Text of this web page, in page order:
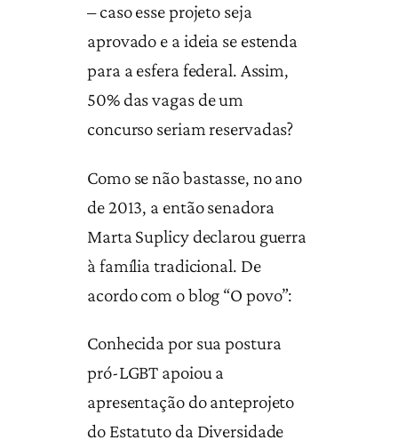
– caso esse projeto seja
aprovado e a ideia se estenda
para a esfera federal. Assim,
50% das vagas de um
concurso seriam reservadas?
Como se não bastasse, no ano
de 2013, a então senadora
Marta Suplicy declarou guerra
à família tradicional. De
acordo com o blog “O povo”:
Conhecida por sua postura
pró-LGBT apoiou a
apresentação do anteprojeto
do Estatuto da Diversidade